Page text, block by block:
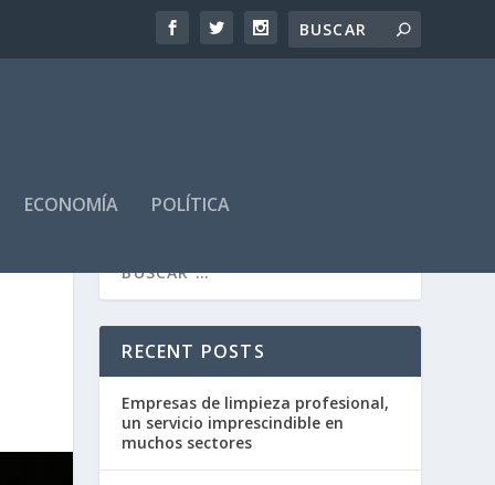
ECONOMÍA POLÍTICA
RECENT POSTS
Empresas de limpieza profesional,
un servicio imprescindible en
muchos sectores